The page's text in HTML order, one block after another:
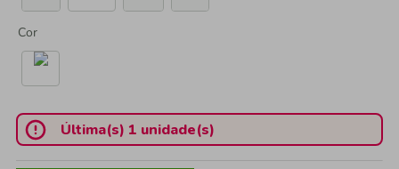
Cor
Última(s) 1 unidade(s)